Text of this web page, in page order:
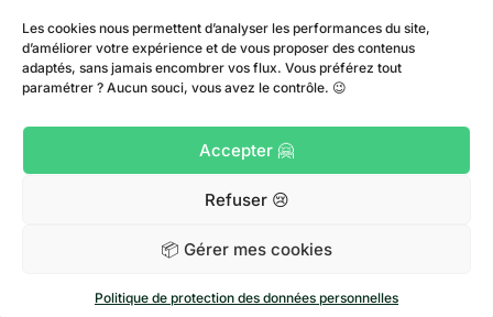
Les cookies nous permettent d’analyser les performances du site,
d’améliorer votre expérience et de vous proposer des contenus
adaptés, sans jamais encombrer vos flux. Vous préférez tout
paramétrer ? Aucun souci, vous avez le contrôle. 😉
Accepter 🤗
Refuser 😢
📦 Gérer mes cookies
Politique de protection des données personnelles
Plan du site
Politique de cookies